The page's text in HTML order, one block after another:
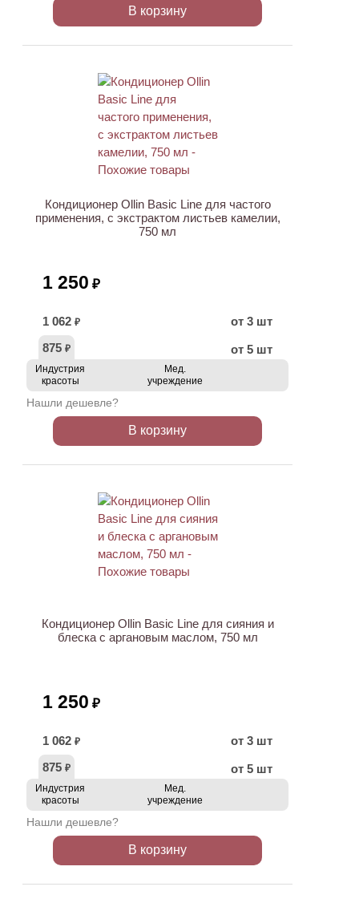
В корзину
Кондиционер Ollin Basic Line для частого
применения, с экстрактом листьев камелии,
750 мл
1 250 ₽
1 062 ₽
от 3 шт
875 ₽ от 5 шт
Индустрия
красоты
Мед.
учреждение
Нашли дешевле?
В корзину
Кондиционер Ollin Basic Line для сияния и
блеска с аргановым маслом, 750 мл
1 250 ₽
1 062 ₽
от 3 шт
875 ₽ от 5 шт
Индустрия
красоты
Мед.
учреждение
Нашли дешевле?
В корзину